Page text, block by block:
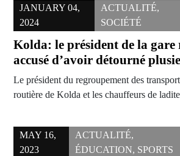
JANUARY 04,
2024
ACTUALITÉ,
SOCIÉTÉ
Kolda: le président de la gare
accusé d’avoir détourné
Le président du regroupement des
routière de Kolda et les chauffeurs de
MAY 16,
2023
ACTUALITÉ,
ÉDUCATION, SPORTS